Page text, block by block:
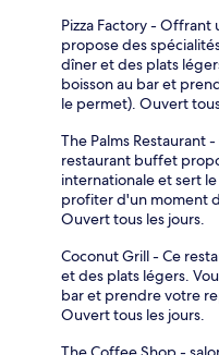
Pizza Factory - Offrant
propose des
dîner et des plats
boisson au bar et
le permet). Ouvert
The Palms Restaurant
restaurant buffet
internationale et sert
profiter d'un moment
Ouvert tous les jours.
Coconut Grill - Ce
et des plats légers.
bar et prendre votre
Ouvert tous les jours.